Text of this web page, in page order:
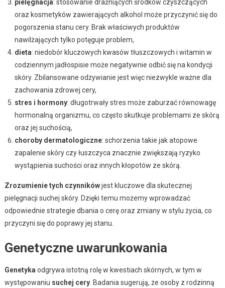
pielęgnacja: stosowanie drażniących środków czyszczących
oraz kosmetyków zawierających alkohol może przyczynić się do
pogorszenia stanu cery. Brak właściwych produktów
nawilżających tylko potęguje problem,
dieta: niedobór kluczowych kwasów tłuszczowych i witamin w
codziennym jadłospisie może negatywnie odbić się na kondycji
skóry. Zbilansowane odżywianie jest więc niezwykle ważne dla
zachowania zdrowej cery,
stres i hormony: długotrwały stres może zaburzać równowagę
hormonalną organizmu, co często skutkuje problemami ze skórą
oraz jej suchością,
choroby dermatologiczne: schorzenia takie jak atopowe
zapalenie skóry czy łuszczyca znacznie zwiększają ryzyko
wystąpienia suchości oraz innych kłopotów ze skórą.
Zrozumienie tych czynnikówjest kluczowe dla skutecznej
pielęgnacji suchej skóry. Dzięki temu możemy wprowadzać
odpowiednie strategie dbania o cerę oraz zmiany w stylu życia, co
przyczyni się do poprawy jej stanu.
Genetyczne uwarunkowania
Genetyka odgrywa istotną rolę w kwestiach skórnych, w tym w
występowaniu suchej cery. Badania sugerują, że osoby z rodzinną